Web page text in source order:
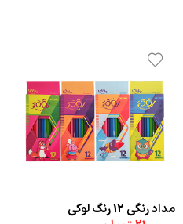
مداد رنگی 12 رنگ لوکی